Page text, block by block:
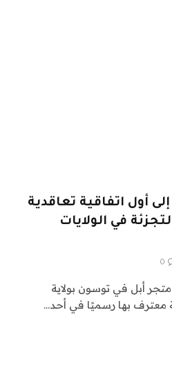
توصلت شركة Apple إلى أول اتفاقية تعاقدية
في الولايات
0
أبل في توسون بولاية
معترف بها رسميًا في أحد…